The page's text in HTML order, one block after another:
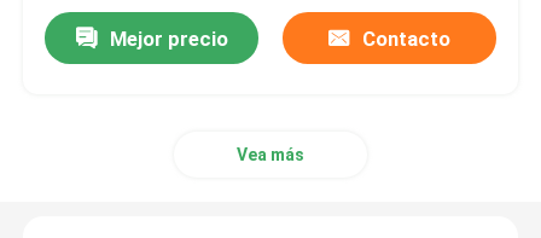
Mejor precio Contacto
Vea más